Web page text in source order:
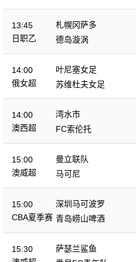
13:45
日职乙
札幌冈萨多
德岛漩涡
14:00
俄女超
叶尼塞女足
苏维杜夫女足
14:00
澳西超
湾水市
FC索伦托
15:00
澳威超
曼立联队
马可尼
15:00
CBA夏季赛
深圳马可波罗
青岛崂山啤酒
15:30
萨瑟兰鲨鱼